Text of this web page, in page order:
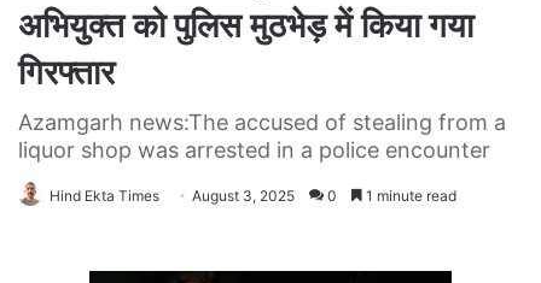
अभियुक्त को पुलिस मुठभेड़ में किया गया
गिरफ्तार
Azamgarh news:The accused of stealing from a
liquor shop was arrested in a police encounter
Hind Ekta Times August 3, 2025 0 1 minute read